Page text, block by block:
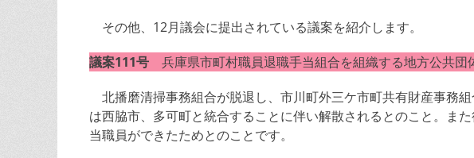
者
その他、12月議会に提出されている議案を紹介します。
議案111号 兵庫県市町村職員退職手当組合を組織する地方公共団
北播磨清掃事務組合が脱退し、市川町外三ケ市町共有財産事務
は西脇市、多可町と統合することに伴い解散されるとのこと。ま
当職員ができたためとのことです。